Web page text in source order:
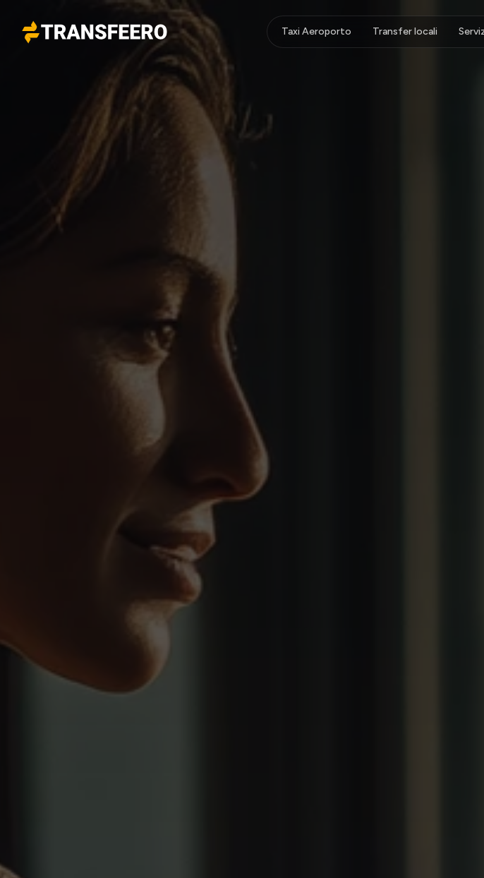
Transfeero
Taxi Aeroporto Transfer locali